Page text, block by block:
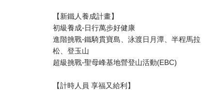
【新鐵人養成計畫】
初級養成-日行萬步好健康
進階挑戰-鐵騎貫寶島、泳渡日月潭、半程馬拉
松、登玉山
超級挑戰-聖母峰基地營登山活動(EBC)
【計時人員 享福又給利】